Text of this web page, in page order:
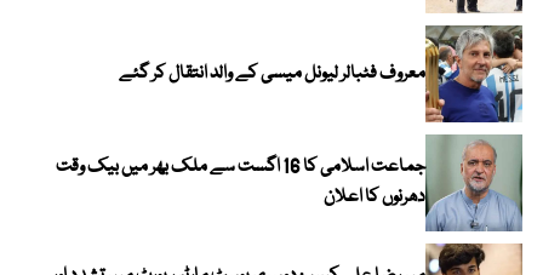
معروف فٹبالر لیونل میسی کے والد انتقال کر گئے
جماعت اسلامی کا 16 اگست سے ملک بھر میں بیک وقت
دھرنوں کا اعلان